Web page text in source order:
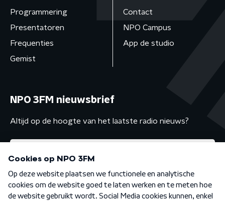
Programmering
Presentatoren
Frequenties
Gemist
Contact
NPO Campus
App de studio
NPO 3FM nieuwsbrief
Altijd op de hoogte van het laatste radio nieuws?